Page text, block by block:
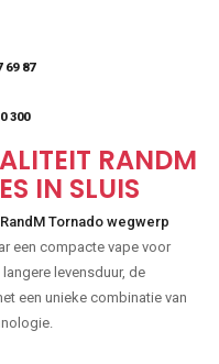
87
300
RANDM
IN SLUIS
RandM Tornado wegwerp
een compacte vape voor
levensduur, de
een unieke combinatie van